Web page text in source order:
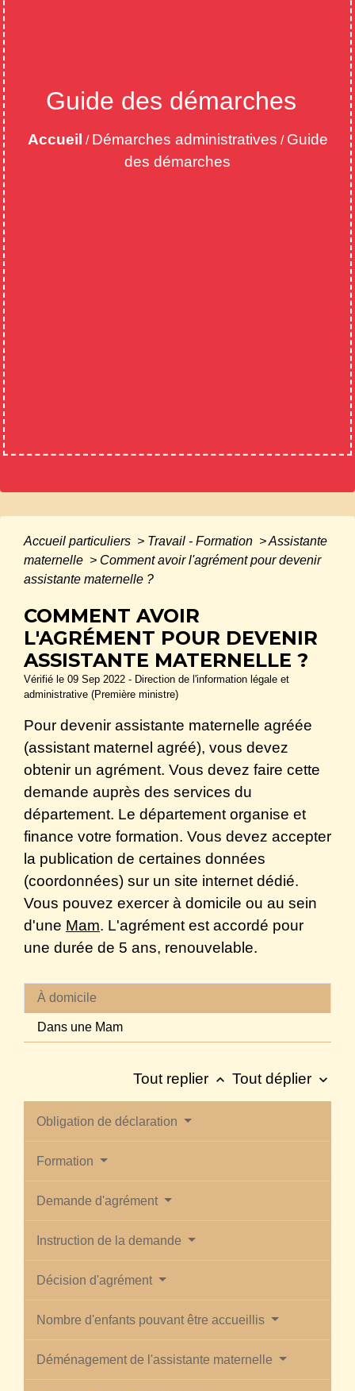
Guide des démarches
Accueil / Démarches administratives / Guide
des démarches
Accueil particuliers > Travail - Formation >Assistante
maternelle > Comment avoir l'agrément pour devenir
assistante maternelle ?
COMMENT AVOIR
L'AGRÉMENT POUR DEVENIR
ASSISTANTE MATERNELLE ?
Vérifié le 09 Sep 2022 - Direction de l'information légale et
administrative (Première ministre)
Pour devenir assistante maternelle agréée
(assistant maternel agréé), vous devez
obtenir un agrément. Vous devez faire cette
demande auprès des services du
département. Le département organise et
finance votre formation. Vous devez accepter
la publication de certaines données
(coordonnées) sur un site internet dédié.
Vous pouvez exercer à domicile ou au sein
d'une Mam. L'agrément est accordé pour
une durée de 5 ans, renouvelable.
À domicile
Dans une Mam
Tout replier keyboard_arrow_up Tout déplier keyboard_arrow_down
Obligation de déclaration
Formation
Demande d'agrément
Instruction de la demande
Décision d'agrément
Nombre d'enfants pouvant être accueillis
Déménagement de l'assistante maternelle